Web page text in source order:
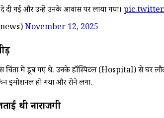
दी गई और उन्हें उनके आवास पर लाया गया।
November 12, 2025
फैंस चिंता में डूब गए थे. उनके हॉस्पिटल (Hospital) से
इमोशनल हो गया और रोने लगा.
थी नाराजगी